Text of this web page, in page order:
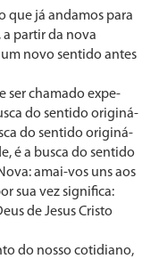
que já andamos para
a partir da nova
novo sentido antes
ser chamado expe­
do sentido originá­
do sentido originá­
é a busca do sentido
amai-vos uns aos
sua vez significa:
de Jesus Cristo
do nosso cotidiano,